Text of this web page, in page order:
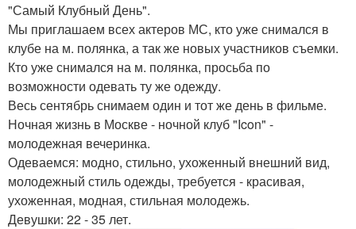
"Самый Клубный День".
Мы приглашаем всех актеров МС, кто уже снимался в
клубе на м. полянка, а так же новых участников съемки.
Кто уже снимался на м. полянка, просьба по
возможности одевать ту же одежду.
Весь сентябрь снимаем один и тот же день в фильме.
Ночная жизнь в Москве - ночной клуб "Icon" -
молодежная вечеринка.
Одеваемся: модно, стильно, ухоженный внешний вид,
молодежный стиль одежды, требуется - красивая,
ухоженная, модная, стильная молодежь.
Девушки: 22 - 35 лет.